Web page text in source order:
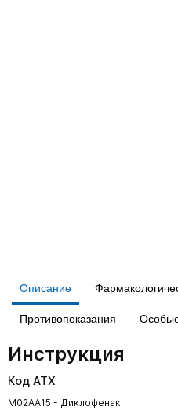
Описание
Противопоказания
Инструкция
Код АТХ
M02AA15 - Диклофенак